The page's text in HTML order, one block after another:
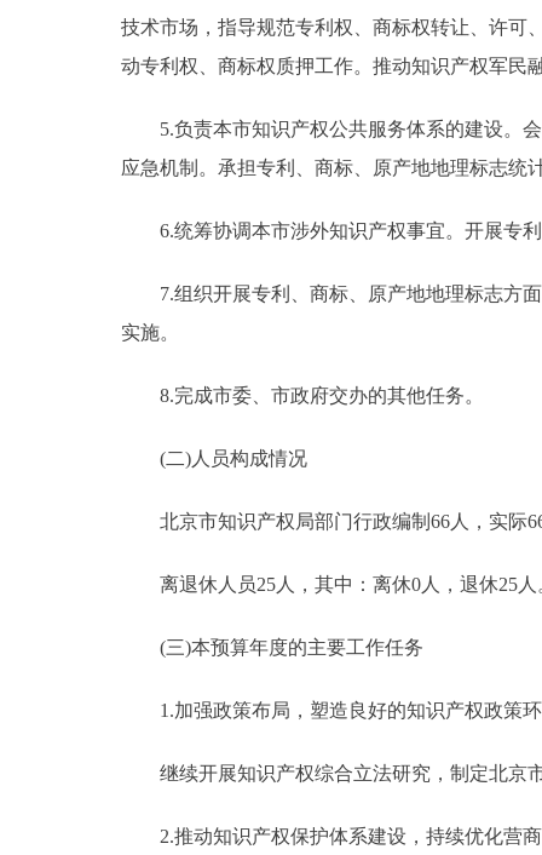
技术市场，指导规范专利权、商标权转让、许可
动专利权、商标权质押工作。推动知识产权军民
5.负责本市知识产权公共服务体系的建设。会
应急机制。承担专利、商标、原产地地理标志统
6.统筹协调本市涉外知识产权事宜。开展专利
7.组织开展专利、商标、原产地地理标志方面
实施。
8.完成市委、市政府交办的其他任务。
(二)人员构成情况
北京市知识产权局部门行政编制66人，实际66
离退休人员25人，其中：离休0人，退休25人
(三)本预算年度的主要工作任务
1.加强政策布局，塑造良好的知识产权政策
继续开展知识产权综合立法研究，制定北京
2.推动知识产权保护体系建设，持续优化营